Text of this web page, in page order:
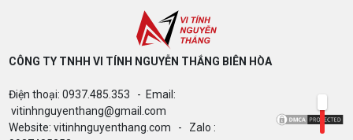
CÔNG TY TNHH VI TÍNH NGUYỄN THẮNG BIÊN HÒA​
Điện thoại: 0937.485.353 - Email:
vitinhnguyenthang@gmail.com
Website: vitinhnguyenthang.com - Zalo :